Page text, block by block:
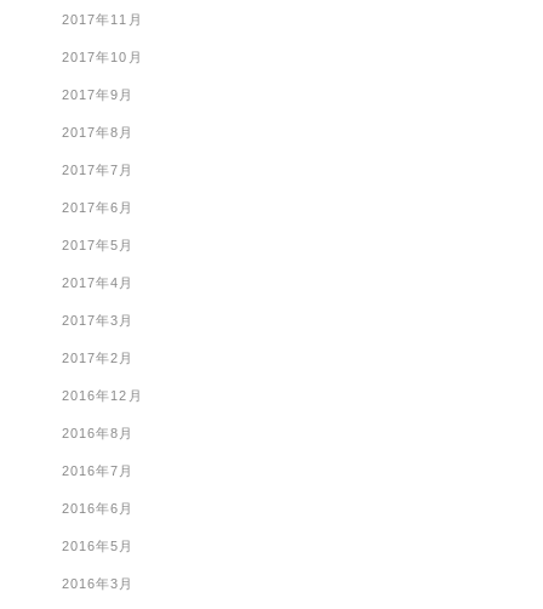
2017年11月
2017年10月
2017年9月
2017年8月
2017年7月
2017年6月
2017年5月
2017年4月
2017年3月
2017年2月
2016年12月
2016年8月
2016年7月
2016年6月
2016年5月
2016年3月